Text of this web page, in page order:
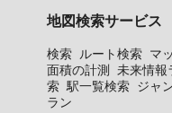
地図検索サービス
検索 ルート検索 マ
面積の計測
未来情報
索 駅一覧検索 ジャ
ラン